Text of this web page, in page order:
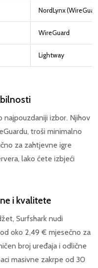
NordLynx
WireGuard
Lightway
najpouzdaniji izbor. Njihov
troši minimalno
za zahtjevne igre
lako ćete izbjeći
i kvalitete
Surfshark nudi
oko 2,49 € mjesečno za
broj uređaja i odlične
masivne zakrpe od 30